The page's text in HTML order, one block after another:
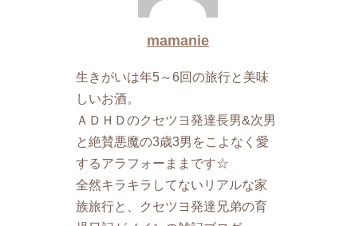
mamanie
生きがいは年5～6回の旅行と美味
しいお酒。
ＡＤＨＤのクセツヨ発達長男&次男
と絶賛悪魔の3歳3男をこよなく愛
するアラフォーままです☆
全然キラキラしてないリアルな家
族旅行と、クセツヨ発達兄弟の育